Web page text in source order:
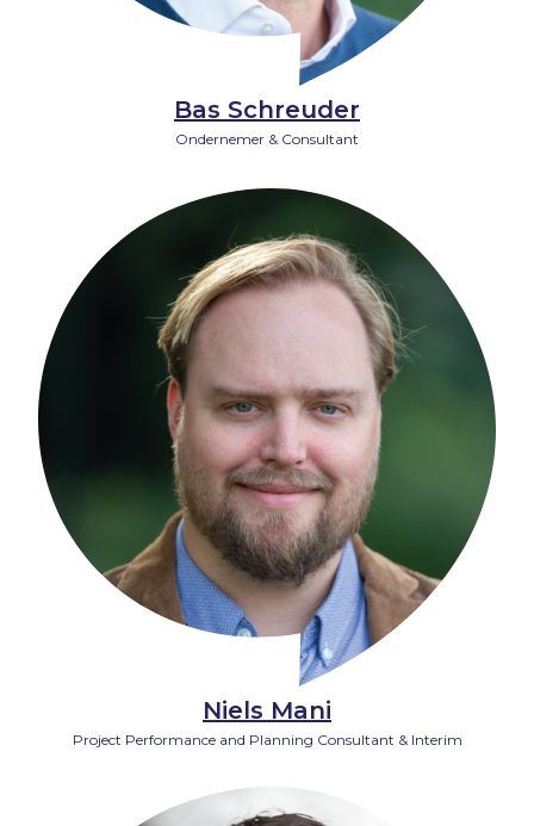
Bas Schreuder
Ondernemer & Consultant
Niels Mani
Project Performance and Planning Consultant & Interim